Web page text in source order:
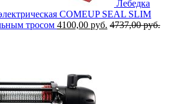
Лебедка
COMEUP SEAL SLIM
тросом 4100,00 руб. 4737,00руб.